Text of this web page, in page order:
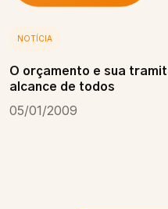
NOTÍCIA
O orçamento e sua
alcance de todos
05/01/2009